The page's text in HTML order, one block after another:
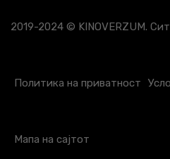
2019-2024 © KINOVERZUM.
Политика на приватност
Мапа на сајтот